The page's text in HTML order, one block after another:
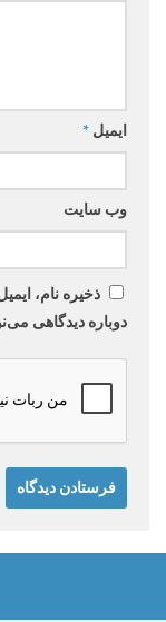
ایمیل *
وب‌ سایت
ذخیره نام،
دوباره دیدگاهی